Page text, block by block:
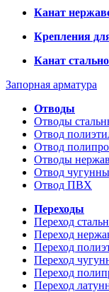
Канат
Крепления
Канат
Запорная арматура
Отводы
Отводы
Отвод
Отвод
Отводы
Отвод
Отвод ПВХ
Переходы
Переход
Переход
Переход
Переход
Переход
Переход